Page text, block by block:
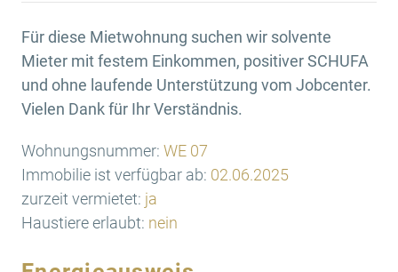
Für diese Mietwohnung suchen wir solvente
Mieter mit festem Einkommen, positiver SCHUFA
und ohne laufende Unterstützung vom Jobcenter.
Vielen Dank für Ihr Verständnis.
Wohnungsnummer: WE 07
Immobilie ist verfügbar ab: 02.06.2025
zurzeit vermietet: ja
Haustiere erlaubt: nein